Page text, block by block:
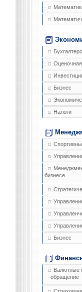
Бизнес
Налоги
бизнесе
Бизнес
Валютные
обращение